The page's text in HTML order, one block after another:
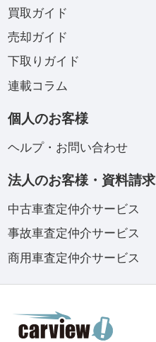
買取ガイド
売却ガイド
下取りガイド
連載コラム
個人のお客様
ヘルプ・お問い合わせ
法人のお客様・資料請求
中古車査定仲介サービス
事故車査定仲介サービス
商用車査定仲介サービス